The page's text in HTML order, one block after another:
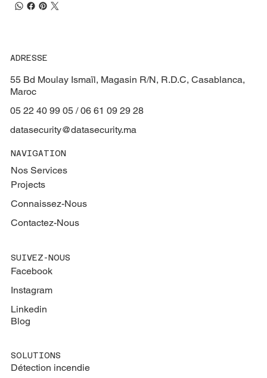
ADRESSE
55 Bd Moulay Ismaïl, Magasin R/N, R.D.C, Casablanca,
Maroc
05 22 40 99 05 / 06 61 09 29 28
datasecurity@datasecurity.ma
NAVIGATION
Nos Services
Projects
Connaissez-Nous
Contactez-Nous
SUIVEZ-NOUS
Facebook
Instagram
Linkedin
Blog
SOLUTIONS
Détection incendie